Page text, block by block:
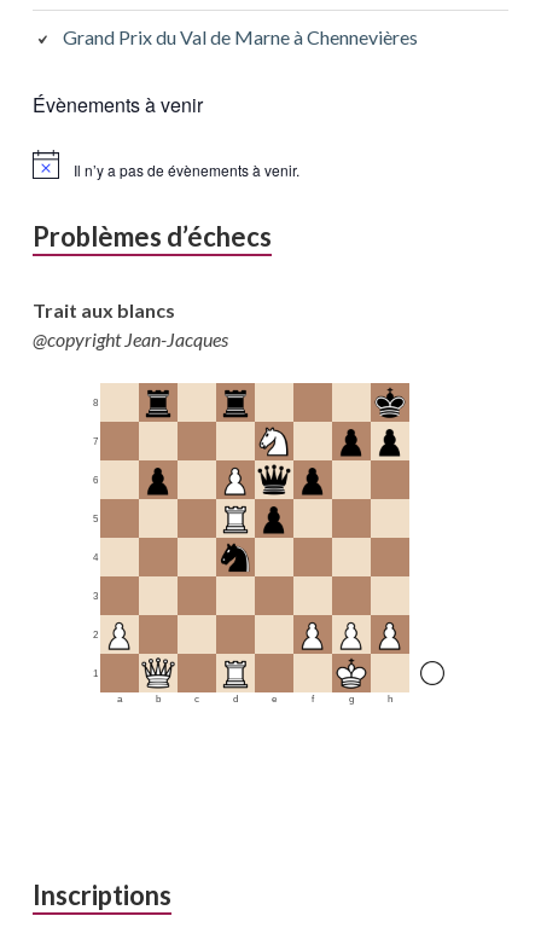
Grand Prix du Val de Marne à Chennevières
Évènements à venir
Il n’y a pas de évènements à venir.
Problèmes d’échecs
Trait aux blancs
@copyright Jean-Jacques
1
2
3
4
5
6
7
8
a b c d e f g h
Inscriptions